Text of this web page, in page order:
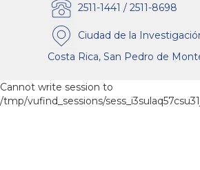
2511-1441 / 2511-8698
Ciudad de la
Costa Rica, San Pedro de
Cannot write session to
/tmp/vufind_sessions/